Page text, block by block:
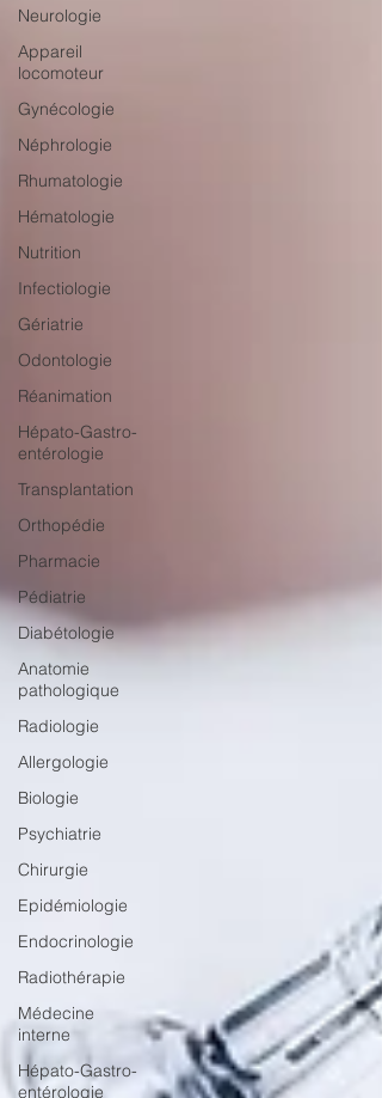
Neurologie
Appareil
locomoteur
Gynécologie
Néphrologie
Rhumatologie
Hématologie
Nutrition
Infectiologie
Gériatrie
Odontologie
Réanimation
Hépato-Gastro-
entérologie
Transplantation
Orthopédie
Pharmacie
Pédiatrie
Diabétologie
Anatomie
pathologique
Radiologie
Allergologie
Biologie
Psychiatrie
Chirurgie
Epidémiologie
Endocrinologie
Radiothérapie
Médecine
interne
Hépato-Gastro-
entérologie